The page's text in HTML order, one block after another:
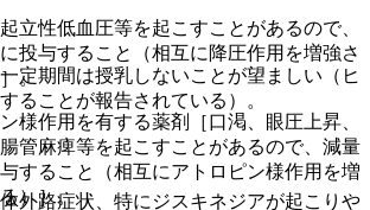
定期間は授乳しないことが望ましい（ヒ
ることが報告されている）。
外路症状、特にジスキネジアが起こりや
立性低血圧等を起こすことがあるので、
投与すること（相互に降圧作用を増強さ
。
様作用を有する薬剤［口渇、眼圧上昇、
管麻痺等を起こすことがあるので、減量
すること（相互にアトロピン様作用を増
）］。